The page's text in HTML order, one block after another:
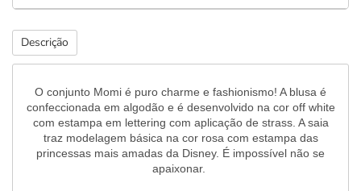
Descrição
O conjunto Momi é puro charme e fashionismo! A blusa é
confeccionada em algodão e é desenvolvido na cor off white
com estampa em lettering com aplicação de strass. A saia
traz modelagem básica na cor rosa com estampa das
princessas mais amadas da Disney. É impossível não se
apaixonar.